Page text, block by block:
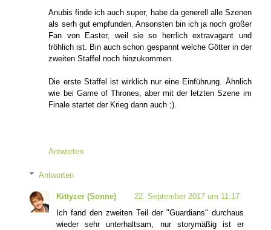
Anubis finde ich auch super, habe da generell alle Szenen
als serh gut empfunden. Ansonsten bin ich ja noch großer
Fan von Easter, weil sie so herrlich extravagant und
fröhlich ist. Bin auch schon gespannt welche Götter in der
zweiten Staffel noch hinzukommen.
Die erste Staffel ist wirklich nur eine Einführung. Ähnlich
wie bei Game of Thrones, aber mit der letzten Szene im
Finale startet der Krieg dann auch ;).
Antworten
Antworten
Kittyzer (Sonne)
22. September 2017 um 11:17
Ich fand den zweiten Teil der "Guardians" durchaus
wieder sehr unterhaltsam, nur storymäßig ist er